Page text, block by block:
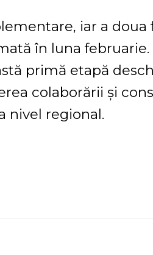
iar a doua
în luna februarie.
primă etapă
colaborării și
nivel regional.